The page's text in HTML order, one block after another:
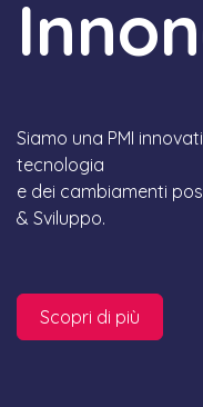
Siamo una PMI
tecnologia
e dei cambiamenti
& Sviluppo.
Scopri di più